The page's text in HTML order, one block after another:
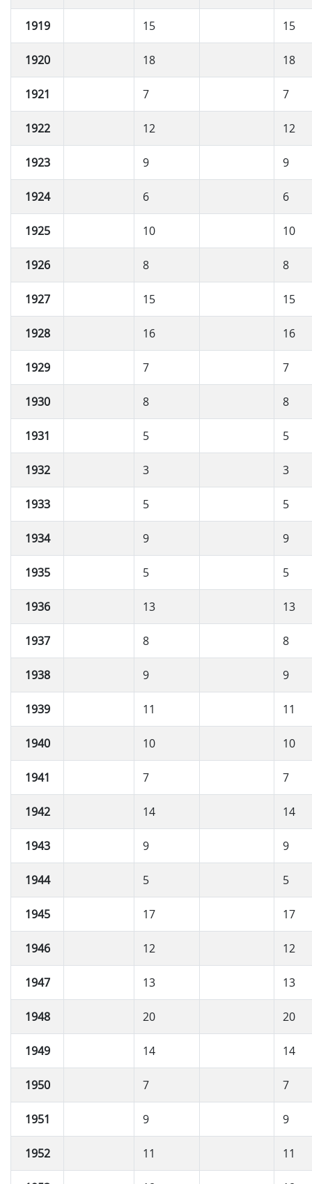
1919 15 15
1920 18 18
1921 7 7
1922 12 12
1923 9 9
1924 6 6
1925 10 10
1926 8 8
1927 15 15
1928 16 16
1929 7 7
1930 8 8
1931 5 5
1932 3 3
1933 5 5
1934 9 9
1935 5 5
1936 13 13
1937 8 8
1938 9 9
1939 11 11
1940 10 10
1941 7 7
1942 14 14
1943 9 9
1944 5 5
1945 17 17
1946 12 12
1947 13 13
1948 20 20
1949 14 14
1950 7 7
1951 9 9
1952 11 11